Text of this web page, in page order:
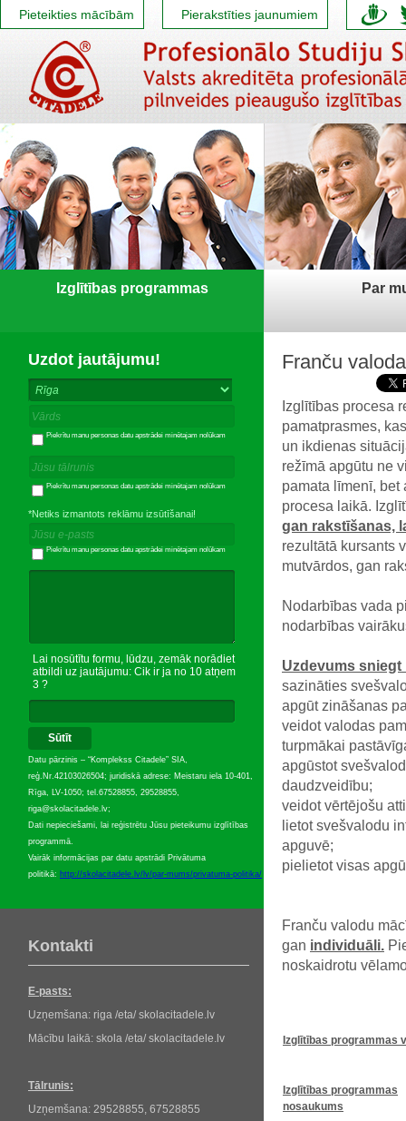
Pieteikties mācībām Pierakstīties jaunumiem
Izglītības programmas Par
Uzdot jautājumu!
Piekrītu manu personas datu apstrādei minētajam nolūkam
Piekrītu manu personas datu apstrādei minētajam nolūkam
*Netiks izmantots reklāmu izsūtīšanai!
Piekrītu manu personas datu apstrādei minētajam nolūkam
Lai nosūtītu formu, lūdzu, zemāk norādiet
atbildi uz jautājumu: Cik ir ja no 10 atņem
3 ?
Sūtīt
Datu pārzinis – “Komplekss Citadele” SIA,
reģ.Nr.42103026504; juridiskā adrese: Meistaru iela 10-401,
Rīga, LV-1050; tel.67528855, 29528855,
riga@skolacitadele.lv;
Dati nepieciešami, lai reģistrētu Jūsu pieteikumu izglītības
programmā.
Vairāk informācijas par datu apstrādi Privātuma
politikā: http://skolacitadele.lv/lv/par-mums/privatuma-politika/
Kontakti
E-pasts:
Uzņemšana: riga /eta/ skolacitadele.lv
Mācību laikā: skola /eta/ skolacitadele.lv
Tālrunis:
Uzņemšana: 29528855, 67528855
Franču
Izglītības procesa
pamatprasmes,
un ikdienas
režīmā apgūtu ne
pamata līmenī, bet
procesa laikā.
gan rakstīšanas,
rezultātā kursants
mutvārdos, gan
Nodarbības vada
nodarbības
Uzdevums
sazināties
apgūt zināšanas
veidot valodas
turpmākai
apgūstot
daudzveidību;
veidot vērtējošu
lietot svešvalodu
apguvē;
pielietot visas
Franču valodu
gan individuāli.
noskaidrotu
Izglītības programmas
Izglītības programmas
nosaukums